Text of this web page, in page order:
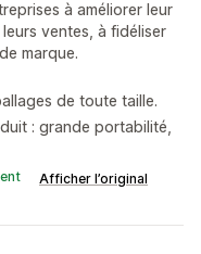
à améliorer leur
ventes, à fidéliser
marque.
de toute taille.
: grande portabilité,
Afficher l’original